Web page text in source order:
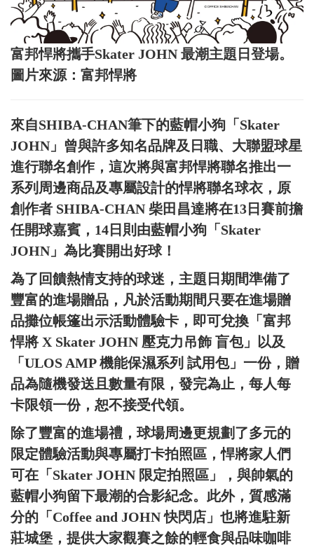
富邦悍將攜手Skater JOHN 最潮主題日登場。
圖片來源：富邦悍將
來自SHIBA-CHAN筆下的藍帽小狗「Skater
JOHN」曾與許多知名品牌及日職、大聯盟球星
進行聯名創作，這次將與富邦悍將聯名推出一
系列周邊商品及專屬設計的悍將聯名球衣，原
創作者 SHIBA-CHAN 柴田昌達將在13日賽前擔
任開球嘉賓，14日則由藍帽小狗「Skater
JOHN」為比賽開出好球！
為了回饋熱情支持的球迷，主題日期間準備了
豐富的進場贈品，凡於活動期間只要在進場贈
品攤位帳篷出示活動體驗卡，即可兌換「富邦
悍將 X Skater JOHN 壓克力吊飾 盲包」以及
「ULOS AMP 機能保濕系列 試用包」一份，贈
品為隨機發送且數量有限，發完為止，每人每
卡限領一份，恕不接受代領。
除了豐富的進場禮，球場周邊更規劃了多元的
限定體驗活動與專屬打卡拍照區，悍將家人們
可在「Skater JOHN 限定拍照區」，與帥氣的
藍帽小狗留下最潮的合影紀念。此外，質感滿
分的「Coffee and JOHN 快閃店」也將進駐新
莊城堡，提供大家觀賽之餘的輕食與品味咖啡